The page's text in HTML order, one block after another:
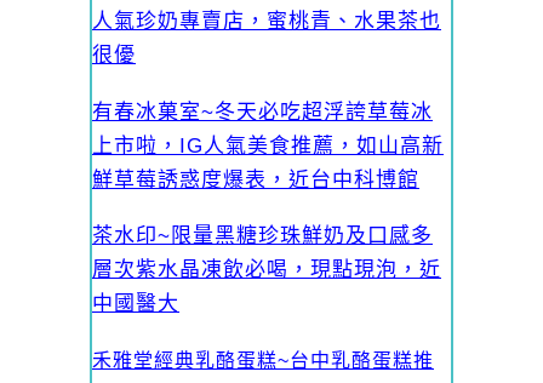
人氣珍奶專賣店，蜜桃青、水果茶也
很優
有春冰菓室~冬天必吃超浮誇草莓冰
上市啦，IG人氣美食推薦，如山高新
鮮草莓誘惑度爆表，近台中科博館
茶水印~限量黑糖珍珠鮮奶及口感多
層次紫水晶凍飲必喝，現點現泡，近
中國醫大
禾雅堂經典乳酪蛋糕~台中乳酪蛋糕推